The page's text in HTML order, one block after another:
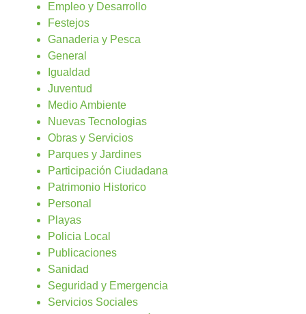
Empleo y Desarrollo
Festejos
Ganaderia y Pesca
General
Igualdad
Juventud
Medio Ambiente
Nuevas Tecnologias
Obras y Servicios
Parques y Jardines
Participación Ciudadana
Patrimonio Historico
Personal
Playas
Policia Local
Publicaciones
Sanidad
Seguridad y Emergencia
Servicios Sociales